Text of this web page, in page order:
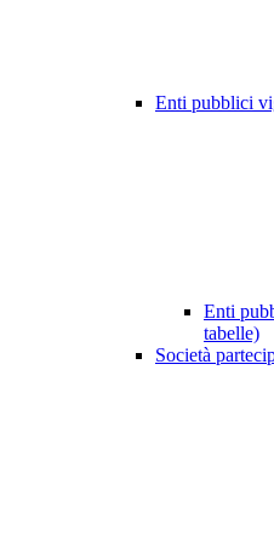
Enti pubblici
Enti
tabelle)
Società